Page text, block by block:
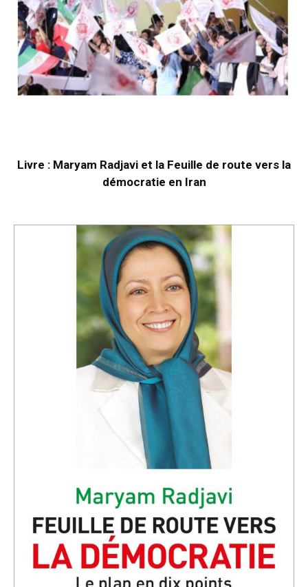
Livre : Maryam Radjavi et la Feuille de route vers la
démocratie en Iran